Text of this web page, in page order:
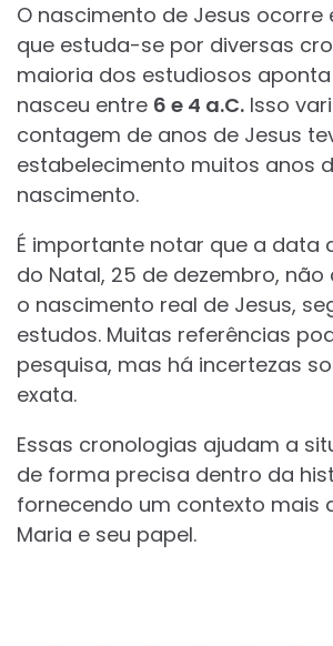
O nascimento de Jesus ocorre
que estuda-se por diversas
maioria dos estudiosos
nasceu entre 6 e 4 a.C. Isso
contagem de anos de Jesus
estabelecimento muitos anos
nascimento.
É importante notar que a data
do Natal, 25 de dezembro,
o nascimento real de Jesus,
estudos. Muitas referências
pesquisa, mas há incertezas
exata.
Essas cronologias ajudam a
de forma precisa dentro da
fornecendo um contexto mais
Maria e seu papel.